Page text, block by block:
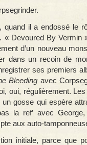
quand il a endossé le
« Devoured By Vermin
d’un nouveau
dans un recoin de
ses premiers
Bleeding avec
oui, régulièrement.
gosse qui espère
la ref’ avec
aux auto-
initiale, parce que